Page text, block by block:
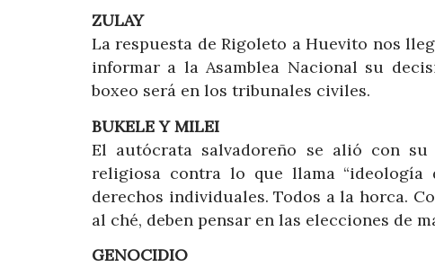
ZULAY
La respuesta de Rigoleto a Huevito nos
informar a la Asamblea Nacional su
boxeo será en los tribunales civiles.
BUKELE Y MILEI
El autócrata salvadoreño se alió con
religiosa contra lo que llama
derechos individuales. Todos a la horca.
al ché, deben pensar en las elecciones de
GENOCIDIO